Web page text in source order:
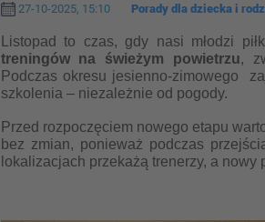
27-10-2025, 15:10 Porady dla dziecka i
Listopad to czas, gdy nasi młodzi
treningów na świeżym powietrzu,
Podczas okresu jesienno-zimowego
szkolenia – niezależnie od pogody.
Przed rozpoczęciem nowego etapu
bez zmian, ponieważ podczas
lokalizacjach przekażą trenerzy, a